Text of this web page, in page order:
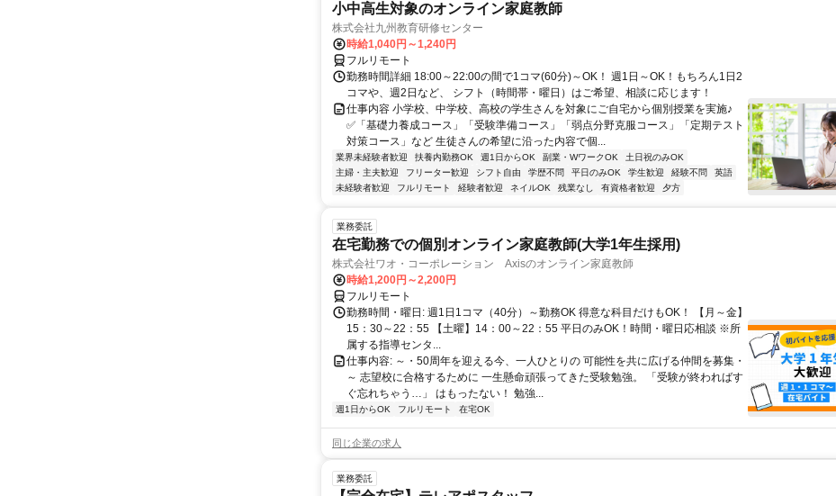
小中高生対象のオンライン家庭教師
株式会社九州教育研修センター
時給1,040円～1,240円
フルリモート
勤務時間詳細 18:00～22:00の間で1コマ(60分)～OK！ 週1日～OK！もちろん1日2
コマや、週2日など、 シフト（時間帯・曜日）はご希望、相談に応じます！
仕事内容 小学校、中学校、高校の学生さんを対象にご自宅から個別授業を実施♪
✅「基礎力養成コース」「受験準備コース」「弱点分野克服コース」「定期テスト
対策コース」など 生徒さんの希望に沿った内容で個...
業界未経験者歓迎 扶養内勤務OK 週1日からOK 副業・WワークOK
土日祝のみOK
主婦・主夫歓迎
フリーター歓迎 シフト自由 学歴不問 平日のみOK 学生歓迎 経験不問
英語
未経験者歓迎
フルリモート 経験者歓迎 ネイルOK 残業なし 有資格者歓迎 夕方
業務委託
在宅勤務での個別オンライン家庭教師(大学1年生採用)
株式会社ワオ・コーポレーション Axisのオンライン家庭教師
時給1,200円～2,200円
フルリモート
勤務時間・曜日: 週1日1コマ（40分）～勤務OK 得意な科目だけもOK！ 【月～金】
15：30～22：55 【土曜】14：00～22：55 平日のみOK！時間・曜日応相談 ※所
属する指導センタ...
仕事内容: ～・50周年を迎える今、一人ひとりの 可能性を共に広げる仲間を募集・
～ 志望校に合格するために 一生懸命頑張ってきた受験勉強。 「受験が終わればす
ぐ忘れちゃう…」 はもったない！ 勉強...
週1日からOK フルリモート 在宅OK
同じ企業の求人
業務委託